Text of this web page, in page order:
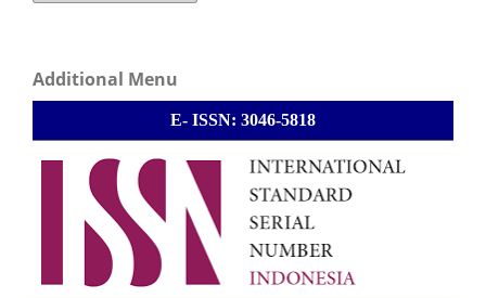
Additional Menu
E- ISSN: 3046-5818